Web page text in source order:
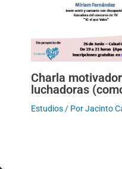
Charla
luchadoras
Estudios/ PorJacinto